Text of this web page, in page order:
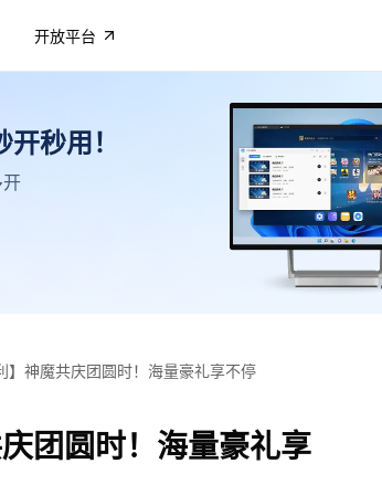
开放平台
秒用！
】神魔共庆团圆时！海量豪礼享不停
团圆时！海量豪礼享